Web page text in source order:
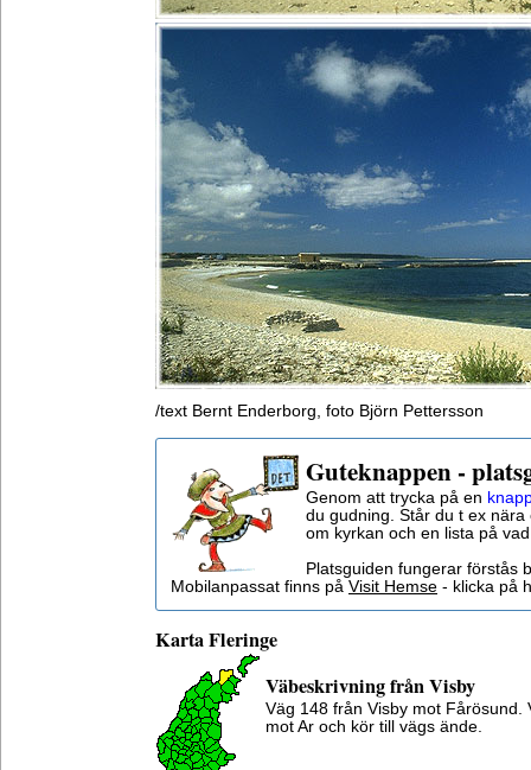
/text Bernt Enderborg, foto Björn Pettersson
Guteknappen -
Genom att trycka på en
du gudning. Står du t ex
om kyrkan och en lista på
Platsguiden fungerar förstås
Mobilanpassat finns på Visit Hemse - klicka på
KartaFleringe
Väbeskrivning från Visby
Väg 148 från Visby mot Fårösund.
mot Ar och kör till vägs ände.